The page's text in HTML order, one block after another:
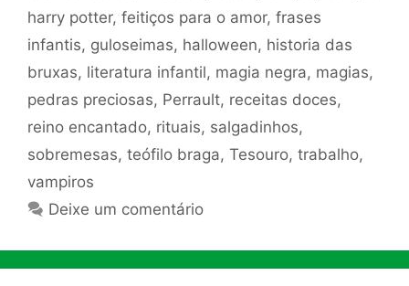
harry potter, feitiços para o amor, frases
infantis, guloseimas, halloween, historia das
bruxas, literatura infantil, magia negra, magias,
pedras preciosas, Perrault, receitas doces,
reino encantado, rituais, salgadinhos,
sobremesas, teófilo braga, Tesouro, trabalho,
vampiros
Deixe um comentário